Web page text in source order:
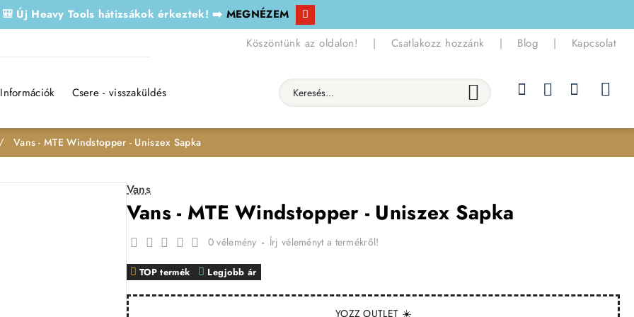
🎒 Új Heavy Tools hátizsákok érkeztek! ➡️ MEGNÉZEM
Köszöntünk az oldalon! | Csatlakozz hozzánk | Blog | Kapcsolat
Információk Csere - visszaküldés Keresés...
Vans - MTE Windstopper - Uniszex Sapka
Vans
Vans - MTE Windstopper - Uniszex Sapka
YOZZ OUTLET ☀️
TOP termék Legjobb ár
0 vélemény - Írj véleményt a termékről!